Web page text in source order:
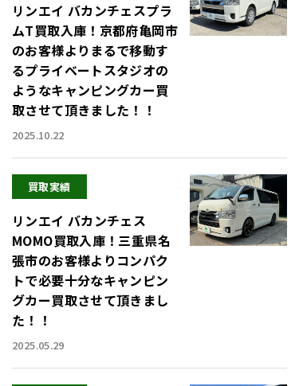
リンエイ バカンチェスプラ
ムT買取入庫！京都府亀岡市
のお客様よりまるで移動す
るプライベートスタジオの
ようなキャンピングカー買
取させて頂きました！！
2025.10.22
買取実績
リンエイ バカンチェス
MOMO買取入庫！三重県名
張市のお客様よりコンパク
トで必要十分なキャンピン
グカー買取させて頂きまし
た！！
2025.05.29